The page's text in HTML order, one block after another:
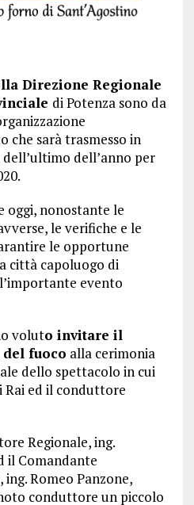
Direzione Regionale
di Potenza sono da
che sarà trasmesso in
dell’anno per
oggi, nonostante le
le verifiche e le
le opportune
città capoluogo di
evento
voluto invitare il
fuoco alla cerimonia
dello spettacolo in cui
Rai ed il conduttore
Regionale, ing.
il Comandante
Romeo Panzone,
conduttore un piccolo